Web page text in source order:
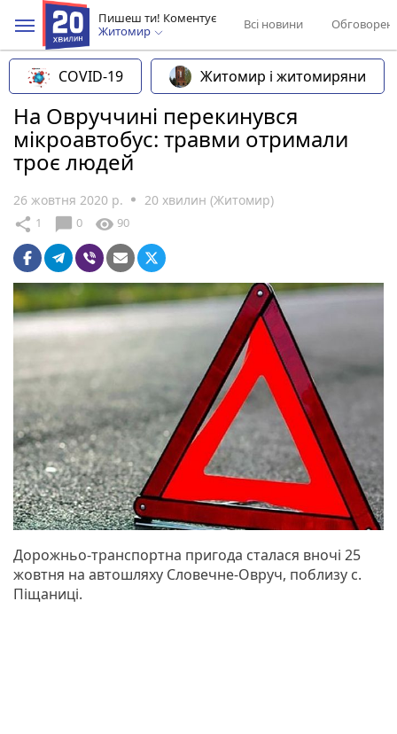
Пишеш ти! Коментує
Житомир
Всі новини
COVID-19 Житомир і житомиряни
На Овруччині перекинувся
мікроавтобус: травми отримали
троє людей
26 жовтня 2020 р. 20 хвилин (Житомир)
share 1 chat_bubble 0 visibility 90
Дорожньо-транспортна пригода сталася вночі 25
жовтня на автошляху Словечне-Овруч, поблизу с.
Піщаниці.